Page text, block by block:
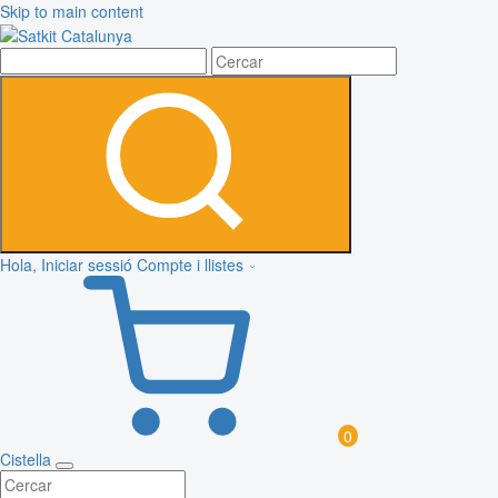
Skip to main content
Hola, Iniciar sessió Compte i llistes
0
Cistella